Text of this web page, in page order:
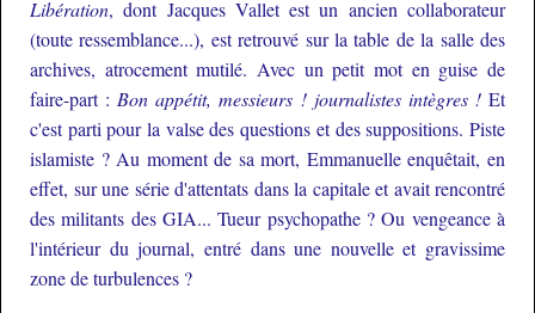
Libération, dont Jacques Vallet est un ancien collaborateur
(toute ressemblance...), est retrouvé sur la table de la salle des
archives, atrocement mutilé. Avec un petit mot en guise de
faire-part : Bon appétit, messieurs ! journalistes intègres !Et
c'est parti pour la valse des questions et des suppositions. Piste
islamiste ? Au moment de sa mort, Emmanuelle enquêtait, en
effet, sur une série d'attentats dans la capitale et avait rencontré
des militants des GIA... Tueur psychopathe ? Ou vengeance à
l'intérieur du journal, entré dans une nouvelle et gravissime
zone de turbulences ?